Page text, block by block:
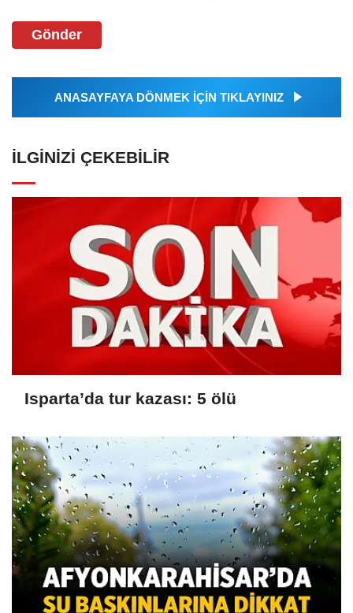
Gönder
ANASAYFAYA DÖNMEK İÇİN TIKLAYINIZ
İLGINIZI ÇEKEBILIR
Isparta’da tur kazası: 5 ölü